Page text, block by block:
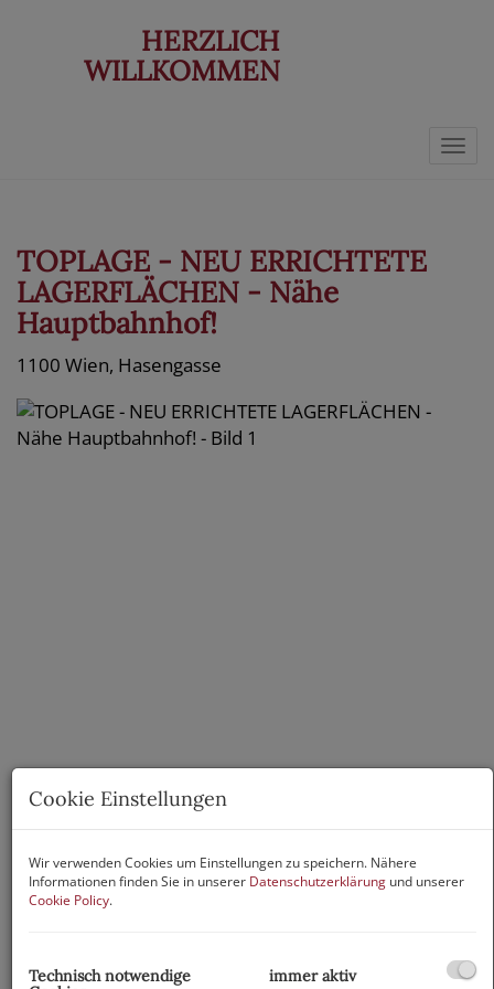
HERZLICH
WILLKOMMEN
TOPLAGE - NEU ERRICHTETE
LAGERFLÄCHEN - Nähe
Hauptbahnhof!
1100 Wien, Hasengasse
Cookie Einstellungen
Wir verwenden Cookies um Einstellungen zu speichern. Nähere
Informationen finden Sie in unserer Datenschutzerklärung und unserer
Cookie Policy.
Technisch notwendige
immer aktiv